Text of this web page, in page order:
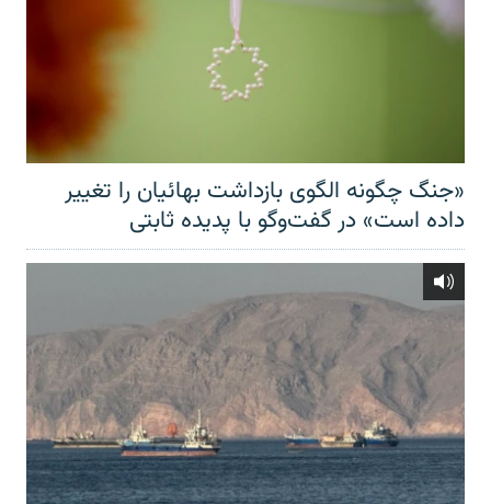
«جنگ چگونه الگوی بازداشت بهائیان را تغییر
داده است» در گفت‌وگو با پدیده ثابتی